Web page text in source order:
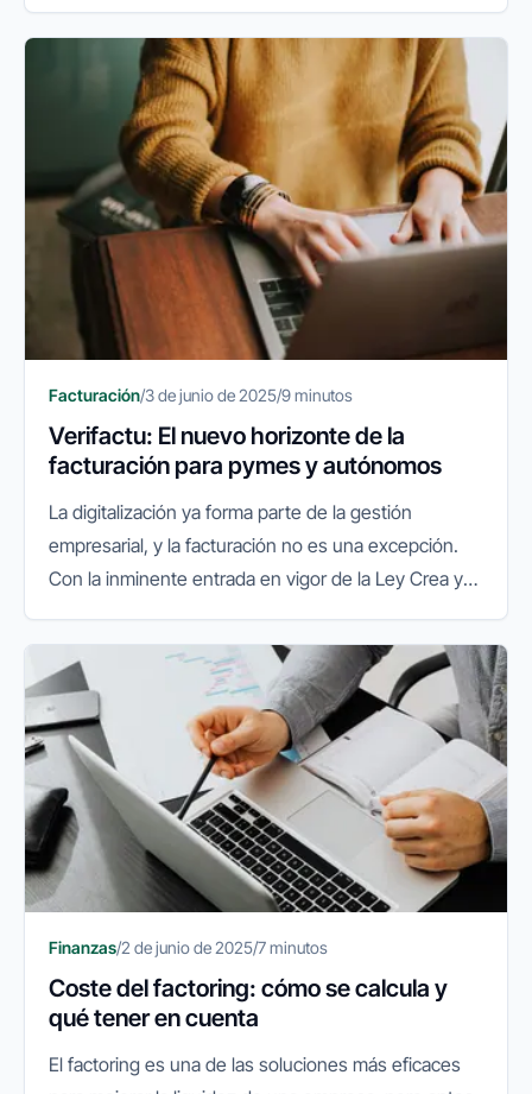
sentirse abrumado. Pero no te...
Facturación/3 de junio de 2025/9 minutos
Verifactu: El nuevo horizonte de la
facturación para pymes y autónomos
La digitalización ya forma parte de la gestión
empresarial, y la facturación no es una excepción.
Con la inminente entrada en vigor de la Ley Crea y
fundamental para...
Finanzas/2 de junio de 2025/7 minutos
Coste del factoring: cómo se calcula y
qué tener en cuenta
El factoring es una de las soluciones más eficaces